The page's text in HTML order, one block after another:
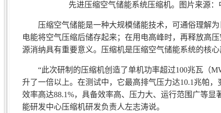
先进压缩空气储能系统压缩机。图片来源
压缩空气储能是一种大规模储能技术，可通俗理解为
电能将空气压缩后储存起来；在用电高峰时，再释放高
源消纳具有重要意义。压缩机是压缩空气储能系统的核
“此次研制的压缩机创造了单机功率超过100兆瓦（
升了一倍以上。在测试中，它最高排气压力达10.1兆帕
效率高达88.1%，具备效率高、压力大、运行范围广等
能研发中心压缩机研发负责人左志涛说。